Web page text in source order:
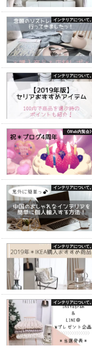
インテリアについて。
インテリアについて。
《Web内覧会》
インテリアについて。
インテリアについて。
インテリアについて。